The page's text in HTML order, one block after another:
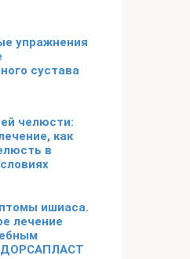
упражнения
сустава
челюсти:
как
в
ишиаса.
лечение
ДОРСАПЛАСТ